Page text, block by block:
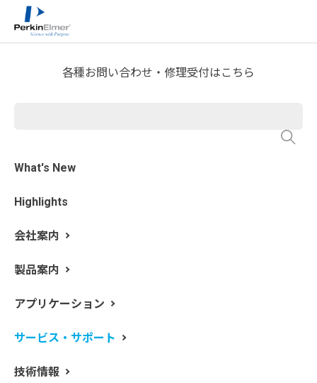
各種お問い合わせ・修理受付はこちら
What's New
Highlights
会社案内
製品案内
アプリケーション
サービス・サポート
技術情報
ホーム
分析屋さんが言いたがらない 分析のテクニックあれこ
れ
先日、春一番が吹きました。春二番も吹いたらしいで
す。春二番．．．気象用語ではない様ですが、テレビで
今日は春二番が、と放送していました。あまり聞きなれ
ないですね。
すでに春の雰囲気になってきました。
さて、今日はその気分の雰囲気ではなくって、熱分析の
多くって大変ですよね、種類も多いですし。
筆者がそれぞれのポリマー測定で用いる雰囲気は